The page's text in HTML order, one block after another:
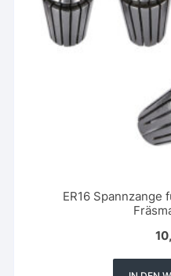
ER16 Spannzange